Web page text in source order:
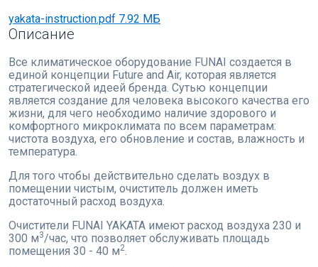
yakata-instruction.pdf 7.92 МБ
Описание
Все климатическое оборудование FUNAI создается в
единой концепции Future and Air, которая является
стратегической идеей бренда. Сутью концепции
является создание для человека высокого качества его
жизни, для чего необходимо наличие здорового и
комфортного микроклимата по всем параметрам:
чистота воздуха, его обновление и состав, влажность и
температура.
Для того чтобы действительно сделать воздух в
помещении чистым, очиститель должен иметь
достаточный расход воздуха.
Очистители FUNAI YAKATA имеют расход воздуха 230 и
300 м3/час, что позволяет обслуживать площадь
помещения 30 - 40 м2